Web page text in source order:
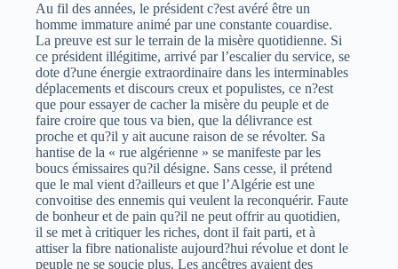
Au fil des années, le président c?est avéré être un
homme immature animé par une constante couardise.
La preuve est sur le terrain de la misère quotidienne. Si
ce président illégitime, arrivé par l’escalier du service, se
dote d?une énergie extraordinaire dans les interminables
déplacements et discours creux et populistes, ce n?est
que pour essayer de cacher la misère du peuple et de
faire croire que tous va bien, que la délivrance est
proche et qu?il y ait aucune raison de se révolter. Sa
hantise de la « rue algérienne » se manifeste par les
boucs émissaires qu?il désigne. Sans cesse, il prétend
que le mal vient d?ailleurs et que l’Algérie est une
convoitise des ennemis qui veulent la reconquérir. Faute
de bonheur et de pain qu?il ne peut offrir au quotidien,
il se met à critiquer les riches, dont il fait parti, et à
attiser la fibre nationaliste aujourd?hui révolue et dont le
peuple ne se soucie plus. Les ancêtres avaient des